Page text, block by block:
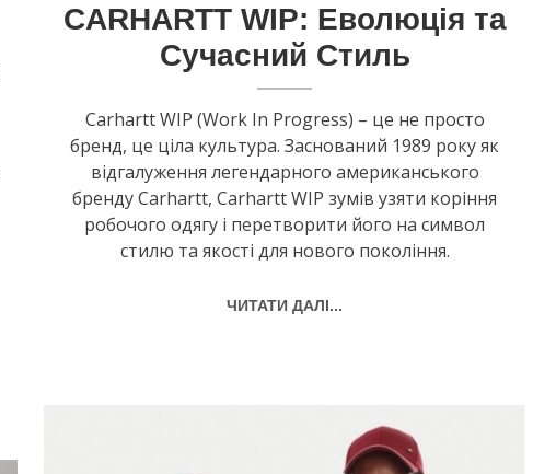
CARHARTT WIP: Еволюція та
Сучасний Стиль
Carhartt WIP (Work In Progress) – це не просто
бренд, це ціла культура. Заснований 1989 року як
відгалуження легендарного американського
бренду Carhartt, Carhartt WIP зумів узяти коріння
робочого одягу і перетворити його на символ
стилю та якості для нового покоління.
ЧИТАТИ ДАЛІ...